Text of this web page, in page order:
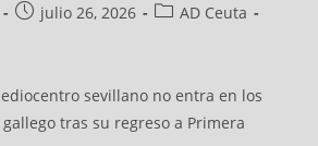
julio 26, 2026
AD Ceuta
sevillano no entra en los
tras su regreso a Primera